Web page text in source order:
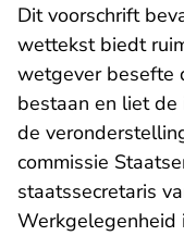
Dit voorschrift
wettekst biedt
wetgever besefte
bestaan en liet
de
commissie
staatssecretaris
Werkgelegenheid